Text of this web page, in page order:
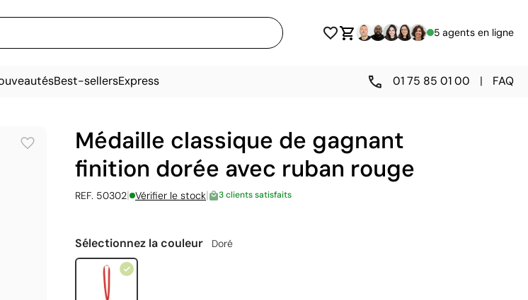
5 agents en ligne
Best-sellersExpress 01 75 85 01 00 | FAQ
Médaille classique de gagnant
finition dorée avec ruban rouge
REF. 50302| Vérifier le stock| 3 clients satisfaits
Sélectionnez la couleur Doré